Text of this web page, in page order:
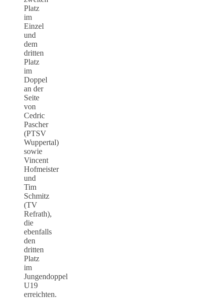
Platz
im
Einzel
und
dem
dritten
Platz
im
Doppel
an der
Seite
von
Cedric
Pascher
(PTSV
Wuppertal)
sowie
Vincent
Hofmeister
und
Tim
Schmitz
(TV
Refrath),
die
ebenfalls
den
dritten
Platz
im
Jungendoppel
U19
erreichten.